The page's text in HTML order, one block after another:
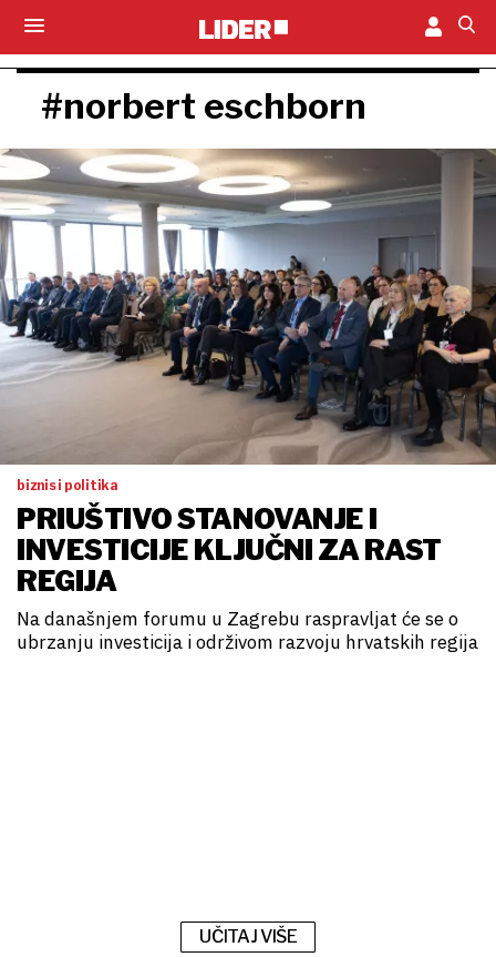
#norbert eschborn
biznis i politika
PRIUŠTIVO STANOVANJE I
INVESTICIJE KLJUČNI ZA RAST
REGIJA
Na današnjem forumu u Zagrebu raspravljat će se o
ubrzanju investicija i održivom razvoju hrvatskih regija
UČITAJ VIŠE